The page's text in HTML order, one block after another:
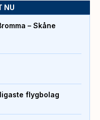
NU
– Skåne
flygbolag